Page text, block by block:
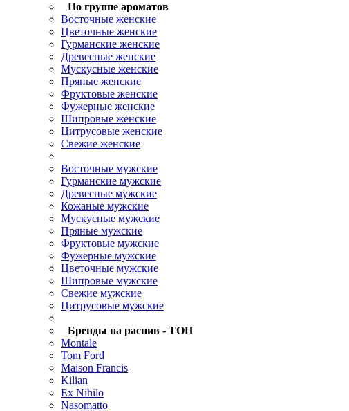
По группе ароматов
Восточные женские
Цветочные женские
Гурманские женские
Древесные женские
Мускусные женские
Пряные женские
Фруктовые женские
Фужерные женские
Шипровые женские
Цитрусовые женские
Свежие женские
Восточные мужские
Гурманские мужские
Древесные мужские
Кожаные мужские
Мускусные мужские
Пряные мужские
Фруктовые мужские
Фужерные мужские
Цветочные мужские
Шипровые мужские
Свежие мужские
Цитрусовые мужские
Бренды на распив - ТОП
Montale
Tom Ford
Maison Francis
Kilian
Ex Nihilo
Nasomatto